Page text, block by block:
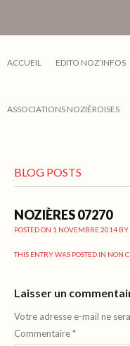
ACCUEIL EDITO NOZ’INFOS
ASSOCIATIONS NOZIÉROISES
BLOG POSTS
NOZIÈRES 07270
POSTED ON 1 NOVEMBRE 2014 BY
THIS ENTRY WAS POSTED IN NON
Laisser un
Votre adresse e-mail ne
Commentaire*